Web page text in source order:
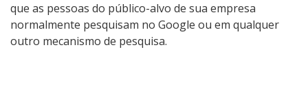
que as pessoas do público-alvo de sua empresa
normalmente pesquisam no Google ou em qualquer
outro mecanismo de pesquisa.